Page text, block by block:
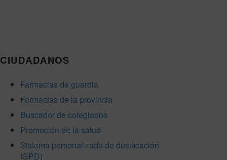
CIUDADANOS
Farmacias de guardia
Farmacias de la provincia
Buscador de colegiados
Promoción de la salud
Sistema personalizado de dosificación
(SPD)